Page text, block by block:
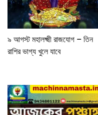
৯ আগস্ট মহালক্ষ্মী রাজযোগ – তিন
রাশির ভাগ্য খুলে যাবে